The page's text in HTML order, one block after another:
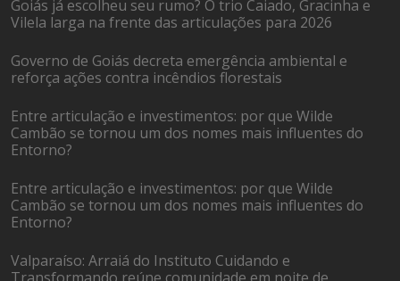
Goiás já escolheu seu rumo? O trio Caiado, Gracinha e
Vilela larga na frente das articulações para 2026
Governo de Goiás decreta emergência ambiental e
reforça ações contra incêndios florestais
Entre articulação e investimentos: por que Wilde
Cambão se tornou um dos nomes mais influentes do
Entorno?
Entre articulação e investimentos: por que Wilde
Cambão se tornou um dos nomes mais influentes do
Entorno?
Valparaíso: Arraiá do Instituto Cuidando e